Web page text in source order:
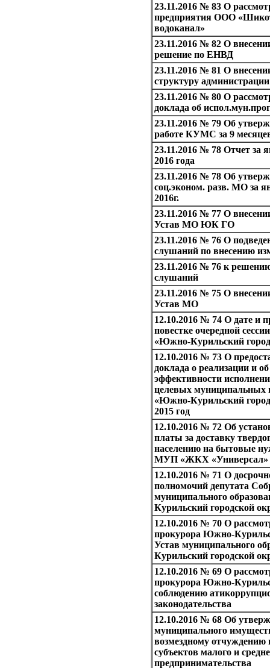
23.11.2016 № 83 О
предприятия ООО
водоканал»
23.11.2016 № 82 О
решение по ЕНВД
23.11.2016 № 81 О
структуру
23.11.2016 № 80 О
доклада об
23.11.2016 № 79 Об
работе КУМС за 9
23.11.2016 № 78 Отчет за
2016 года
23.11.2016 № 78 Об
соц.эконом. разв. МО за
2016г.
23.11.2016 № 77 О
Устав МО ЮК ГО
23.11.2016 № 76 О
слушаний по внесению
23.11.2016 № 76 к
слушаний
23.11.2016 № 75 О
Устав МО
12.10.2016 № 74 О дате и
повестке очередной
«Южно-Курильский
12.10.2016 № 73 О
доклада о реализации и
эффективности
целевых
«Южно-Курильский
2015 год
12.10.2016 № 72 Об
платы за доставку
населению на бытовые
МУП «ЖКХ «Универсал»
12.10.2016 № 71 О
полномочий депутата
муниципального
Курильский городской
12.10.2016 № 70 О
прокурора Южно-
Устав муниципального
Курильский городской
12.10.2016 № 69 О
прокурора Южно-
соблюдению
законодательства
12.10.2016 № 68 Об
муниципального
возмездному отчуждению
субъектов малого и
предпринимательства